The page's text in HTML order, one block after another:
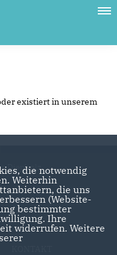
existiert in unserem
Diepholzdie notwendig
Weiterhin
die uns
(Website-
bestimmter
Ihre
widerrufen. Weitere